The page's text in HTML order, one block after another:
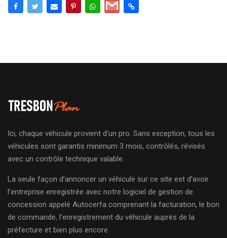
Ici, chaque véhicule provient d’un pro. Sans exception, tous les
véhicules sont garantis minimum 3 mois, contrôlés, révisés
avec un contrôle technique valable.
La seule façon d’annoncer un véhicule sur ce site est d’avoir
l’entreprise enregistrée avec notre logiciel de gestion de
concession appelé Autocerfa comprenant la facturation, le bon
de commande, l’enregistrement du véhicule auprès de la
préfecture et bien plus encore.